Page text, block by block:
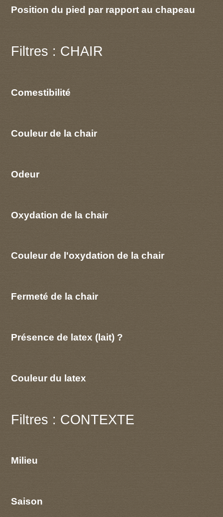
Position du pied par rapport au chapeau
Filtres : CHAIR
Comestibilité
Couleur de la chair
Odeur
Oxydation de la chair
Couleur de l'oxydation de la chair
Fermeté de la chair
Présence de latex (lait) ?
Couleur du latex
Filtres : CONTEXTE
Milieu
Saison